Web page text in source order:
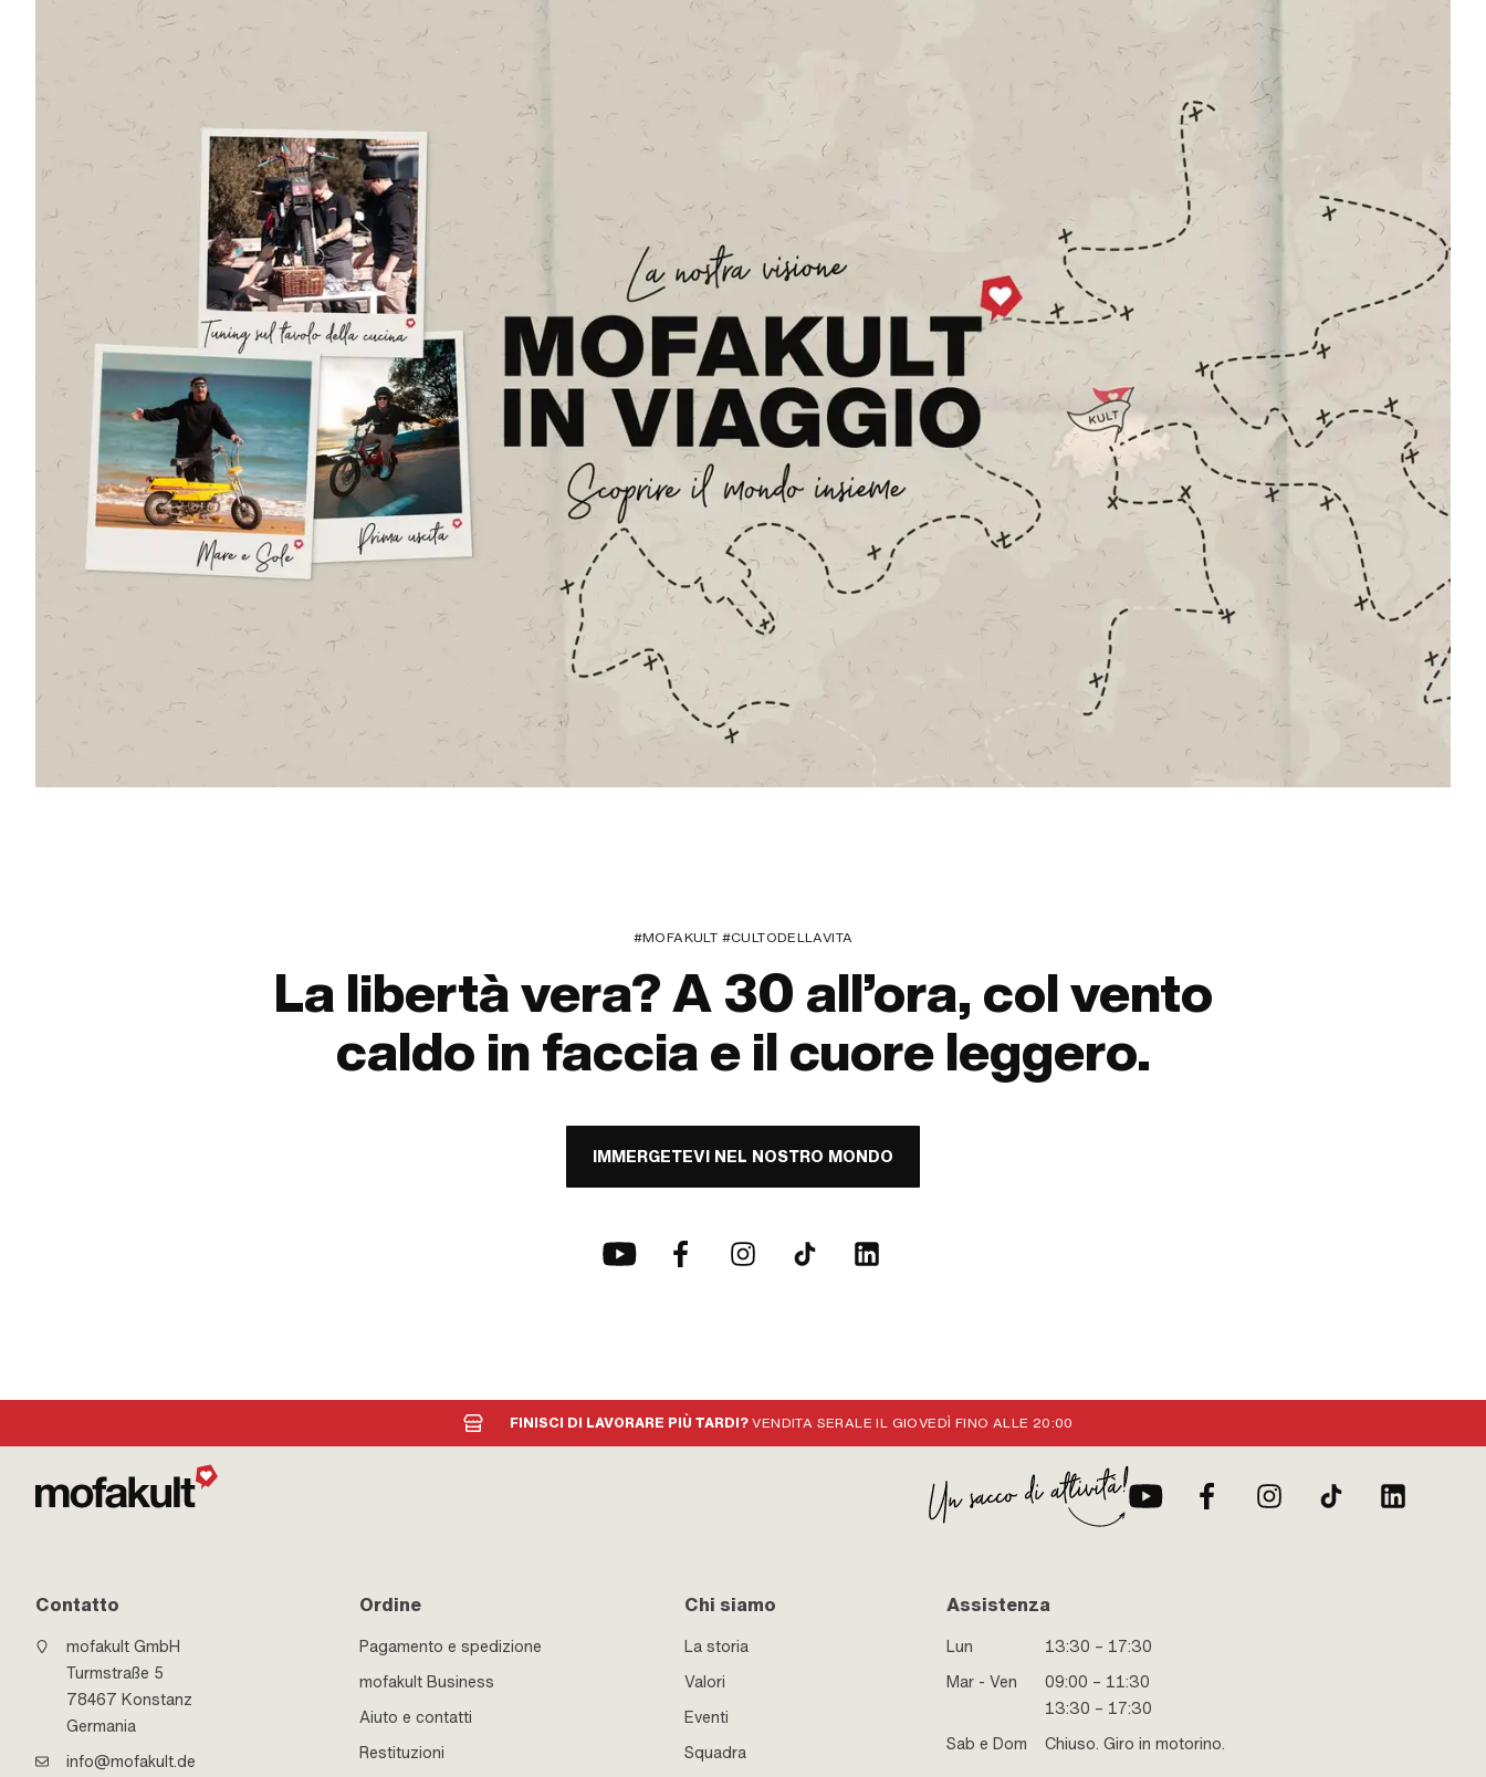
#MOFAKULT #CULTODELLAVITA
La libertà vera? A 30 all’ora, col vento
caldo in faccia e il cuore leggero.
IMMERGETEVI NEL NOSTRO MONDO
FINISCI DI LAVORARE PIÙ TARDI?VENDITA SERALE IL GIOVEDÌ FINO ALLE 20:00
Contatto
mofakult GmbH
Turmstraße 5
78467 Konstanz
Germania
info@mofakult.de
Ordine
Pagamento e spedizione
mofakult Business
Aiuto e contatti
Restituzioni
Chi siamo
La storia
Valori
Eventi
Squadra
Assistenza
Lun
13:30 – 17:30
Mar - Ven
09:00 – 11:30
13:30 – 17:30
Sab e Dom
Chiuso. Giro in motorino.